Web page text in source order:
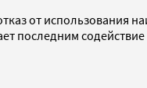
от
последним